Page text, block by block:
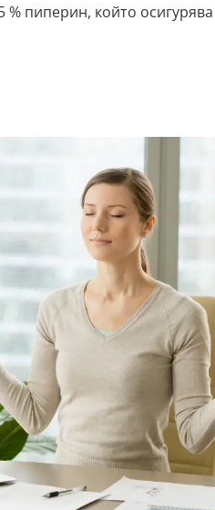
% пиперин, който